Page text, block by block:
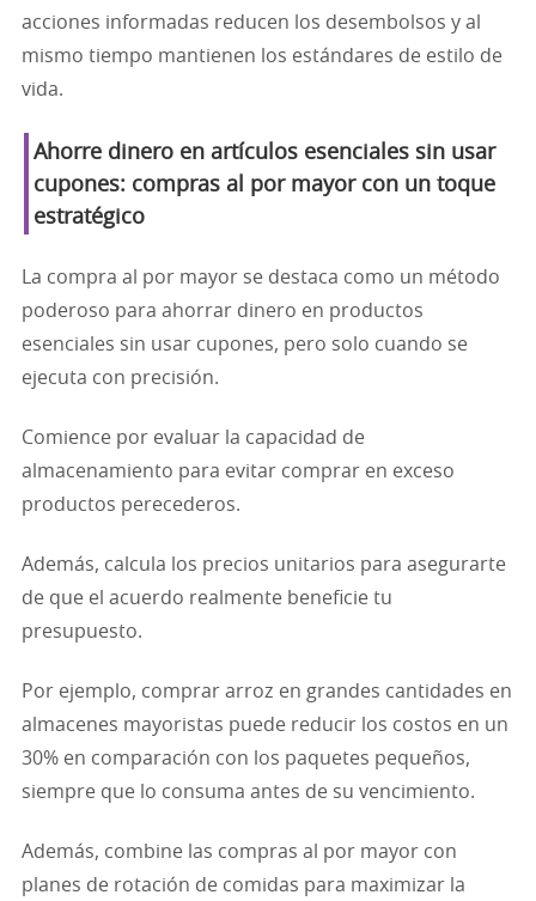
acciones informadas reducen los desembolsos y al
mismo tiempo mantienen los estándares de estilo de
vida.
Ahorre dinero en artículos esenciales sin usar
cupones: compras al por mayor con un toque
estratégico
La compra al por mayor se destaca como un método
poderoso para ahorrar dinero en productos
esenciales sin usar cupones, pero solo cuando se
ejecuta con precisión.
Comience por evaluar la capacidad de
almacenamiento para evitar comprar en exceso
productos perecederos.
Además, calcula los precios unitarios para asegurarte
de que el acuerdo realmente beneficie tu
presupuesto.
Por ejemplo, comprar arroz en grandes cantidades en
almacenes mayoristas puede reducir los costos en un
30% en comparación con los paquetes pequeños,
siempre que lo consuma antes de su vencimiento.
Además, combine las compras al por mayor con
planes de rotación de comidas para maximizar la